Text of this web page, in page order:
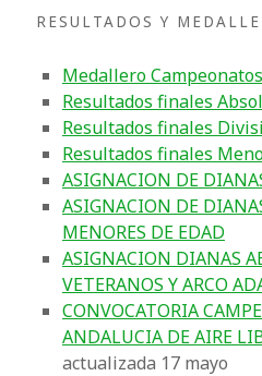
RESULTADOS Y
Medallero
Resultados finales
Resultados finales
Resultados finales
ASIGNACION DE
ASIGNACION DE
MENORES DE EDAD
ASIGNACION DIANAS
VETERANOS Y ARCO
CONVOCATORIA
ANDALUCIA DE AIRE
actualizada 17 mayo